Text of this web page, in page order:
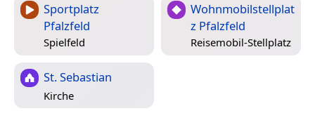
Sportplatz
Pfalzfeld
Spielfeld
Wohnmobilstellplat
z Pfalzfeld
Reisemobil-Stellplatz
St. Sebastian
Kirche